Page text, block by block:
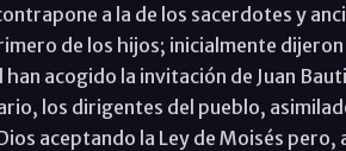
a la de los sacerdotes y
de los hijos; inicialmente dijeron
acogido la invitación de Juan
los dirigentes del pueblo,
aceptando la Ley de Moisés pero,